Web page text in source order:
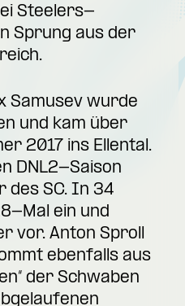
Steelers-
Sprung aus der
Samusev wurde
und kam über
2017 ins Ellental.
DNL2-Saison
des SC. In 34
Mal ein und
vor. Anton Sproll
ebenfalls aus
der Schwaben